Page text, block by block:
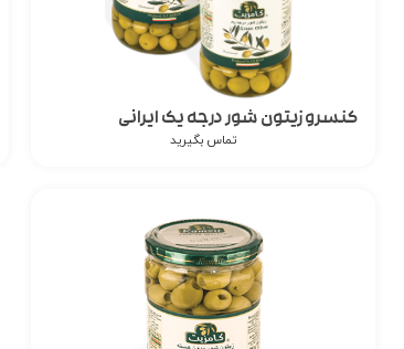
کنسرو زیتون شور درجه یک ایرانی
تماس بگیرید